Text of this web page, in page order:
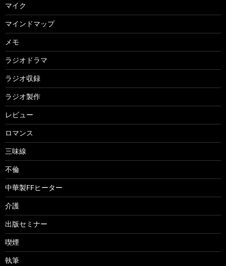
マイク
マインドマップ
メモ
ラジオドラマ
ラジオ収録
ラジオ製作
レビュー
ロマンス
三味線
不倫
中華製FFヒーター
介護
出版セミナー
喫煙
執筆